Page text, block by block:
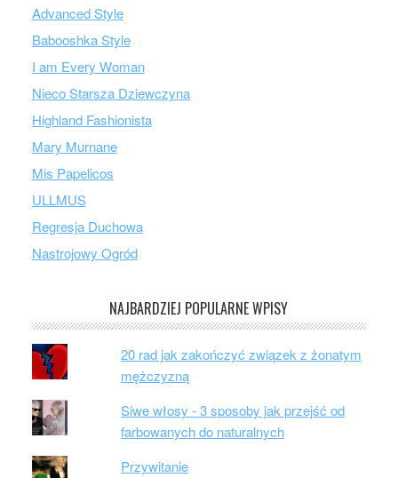
Advanced Style
Babooshka Style
I am Every Woman
Nieco Starsza Dziewczyna
Highland Fashionista
Mary Murnane
Mis Papelicos
ULLMUS
Regresja Duchowa
Nastrojowy Ogród
NAJBARDZIEJ POPULARNE WPISY
20 rad jak zakończyć związek z żonatym
mężczyzną
Siwe włosy - 3 sposoby jak przejść od
farbowanych do naturalnych
Przywitanie